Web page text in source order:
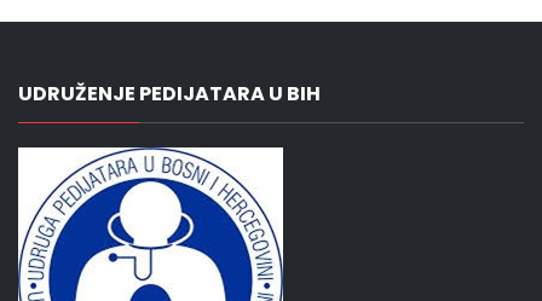
UDRUŽENJE PEDIJATARA U BIH